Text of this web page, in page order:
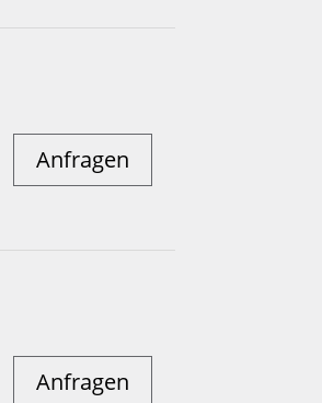
Anfragen
Anfragen